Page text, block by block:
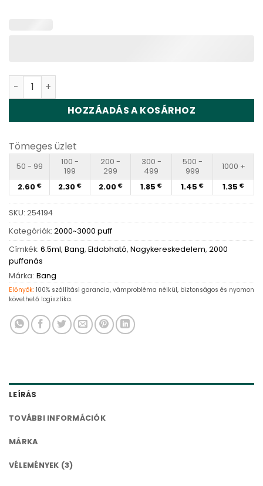
Bang XXL 2000 Puffs Disposable Vape Wholesale
HOZZÁADÁS A KOSÁRHOZ
Tömeges üzlet
50 - 99
100 -
199
200 -
299
300 -
499
500 -
999
1000 +
2.60 € 2.30 € 2.00 € 1.85 € 1.45 € 1.35 €
SKU: 254194
Kategóriák: 2000~3000 puff
Címkék: 6.5ml, Bang, Eldobható, Nagykereskedelem, 2000
puffanás
Márka: Bang
Előnyök: 100% szállítási garancia, vámprobléma nélkül, biztonságos és nyomon
követhető logisztika.
LEÍRÁS
TOVÁBBI INFORMÁCIÓK
MÁRKA
VÉLEMÉNYEK (3)